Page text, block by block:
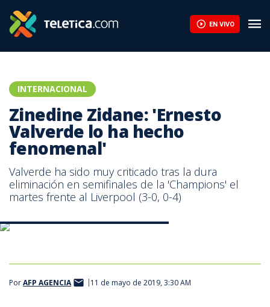
EN VIVO
INTERNACIONAL
Zinedine Zidane: 'Ernesto
Valverde lo ha hecho
fenomenal'
Valverde ha sido muy criticado tras la dura
eliminación en semifinales de la 'Champions' el
martes frente al Liverpool (3-0, 0-4)
PorAFP AGENCIA 11 de mayo de 2019, 3:30 AM